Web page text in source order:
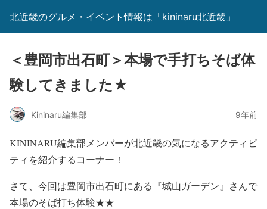
北近畿のグルメ・イベント情報は「kininaru北近畿」
＜豊岡市出石町＞本場で手打ちそば体
験してきました★
Kininaru編集部 9年前
KININARU編集部メンバーが北近畿の気になるアクティビ
ティを紹介するコーナー！
さて、今回は豊岡市出石町にある『城山ガーデン』さんで
本場のそば打ち体験★★